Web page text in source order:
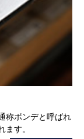
称ボンデと呼ばれ
す。